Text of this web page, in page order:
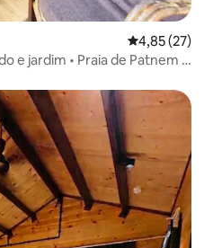
4,85 de uma
4,85 (27)
e jardim • Praia de Patnem •